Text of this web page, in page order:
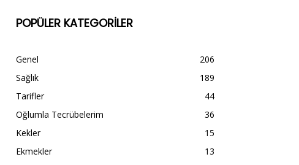
POPÜLER KATEGORİLER
Genel
206
Sağlık
189
Tarifler
44
Oğlumla Tecrübelerim
36
Kekler
15
Ekmekler
13